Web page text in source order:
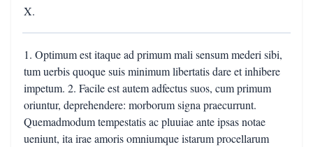
X.
1. Optimum est itaque ad primum mali sensum mederi sibi,
tum uerbis quoque suis minimum libertatis dare et inhibere
impetum. 2. Facile est autem adfectus suos, cum primum
oriuntur, deprehendere: morborum signa praecurrunt.
Quemadmodum tempestatis ac pluuiae ante ipsas notae
ueniunt, ita irae amoris omniumque istarum procellarum